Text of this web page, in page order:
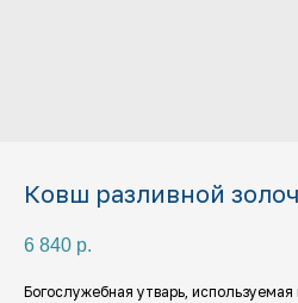
Ковш разливной
6 840 р.
Богослужебная утварь,